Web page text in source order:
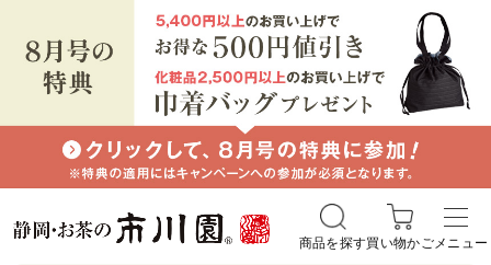
商品を探す買い物かごメニュー